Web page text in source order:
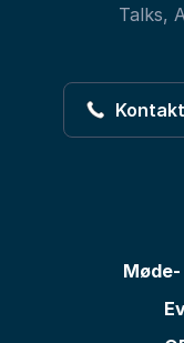
Talks,